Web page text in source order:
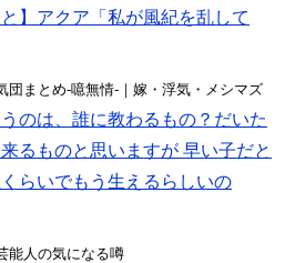
と】アクア「私が風紀を乱して
団まとめ-噫無情-｜嫁・浮気・メシマズ
のは、誰に教わるもの？だいた
るものと思いますが 早い子だと
らいでもう生えるらしいの
能人の気になる噂